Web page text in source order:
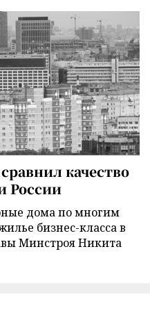
качество
России
дома по многим
бизнес-класса в
Минстроя Никита